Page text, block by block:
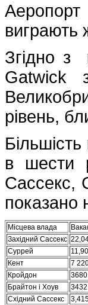
виграють
Згідно з
Gatwick
рівень,
в шести
Сассекс,
показано
Місцева влада
Західний Сассекс
Суррей
Кент
7
Кройдон
3680
Брайтон і Хоув
3432
Східний Сассекс